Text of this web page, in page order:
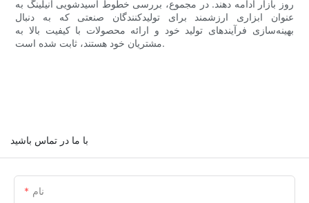
روز بازار ادامه دهند. در مجموع، بررسی خطوط اسیدشویی آنیلینگ به
عنوان ابزاری ارزشمند برای تولیدکنندگان صنعتی که به دنبال
بهینه‌سازی فرآیندهای تولید خود و ارائه محصولات با کیفیت بالا به
مشتریان خود هستند، ثابت شده است.
با ما در تماس باشید
نام